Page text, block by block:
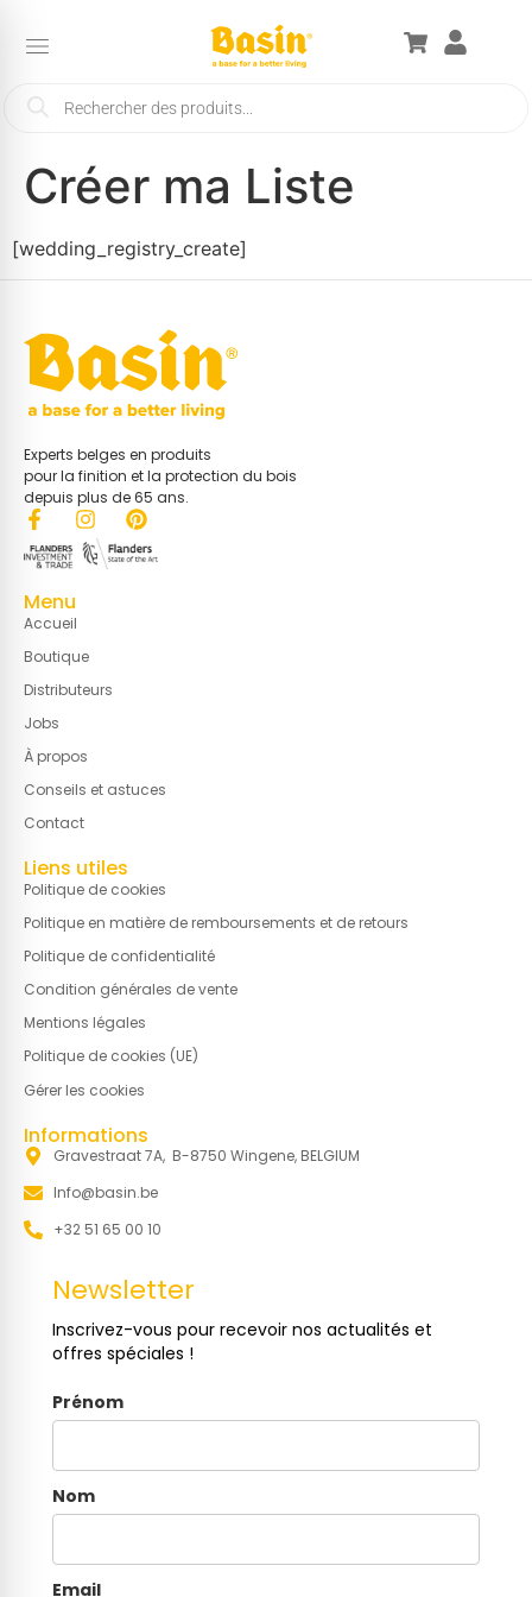
Créer ma Liste
[wedding_registry_create]
Experts belges en produits
pour la finition et la protection du bois
depuis plus de 65 ans.
Menu
Accueil
Boutique
Distributeurs
Jobs
À propos
Conseils et astuces
Contact
Liens utiles
Politique de cookies
Politique en matière de remboursements et de retours
Politique de confidentialité
Condition générales de vente
Mentions légales
Politique de cookies (UE)
Gérer les cookies
Informations
Gravestraat 7A, B-8750 Wingene, BELGIUM
Info@basin.be
+32 51 65 00 10
Newsletter
Inscrivez-vous pour recevoir nos actualités et
offres spéciales !
Prénom
Nom
Email